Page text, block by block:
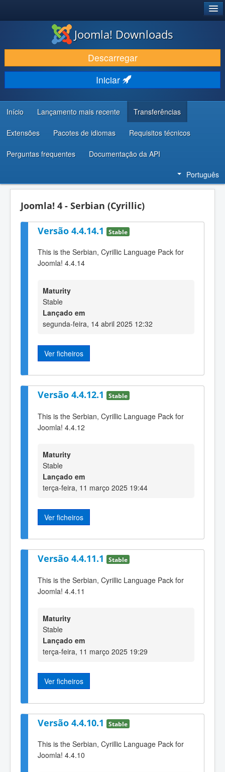
DESCARREGAR E EVOLUIR
DESCOBRIR E APRENDER
COMUNIDADE E SUPORTE
RECURSOS PARA PROGRAMADORES
Joomla! Downloads
Descarregar
Iniciar
Início Lançamento mais recente Transferências
Extensões Pacotes de idiomas Requisitos técnicos
Perguntas frequentes Documentação da API
Português
Joomla! 4 - Serbian (Cyrillic)
Versão 4.4.14.1 Stable
This is the Serbian, Cyrillic Language Pack for
Joomla! 4.4.14
Maturity
Stable
Lançado em
segunda-feira, 14 abril 2025 12:32
Ver ficheiros
Versão 4.4.12.1 Stable
This is the Serbian, Cyrillic Language Pack for
Joomla! 4.4.12
Maturity
Stable
Lançado em
terça-feira, 11 março 2025 19:44
Ver ficheiros
Versão 4.4.11.1 Stable
This is the Serbian, Cyrillic Language Pack for
Joomla! 4.4.11
Maturity
Stable
Lançado em
terça-feira, 11 março 2025 19:29
Ver ficheiros
Versão 4.4.10.1 Stable
This is the Serbian, Cyrillic Language Pack for
Joomla! 4.4.10